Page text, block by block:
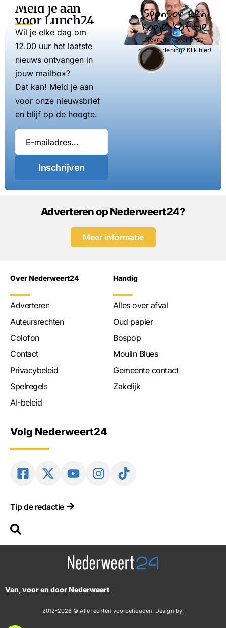
Meld je aan
voor Lunch24
Wil je elke dag om
12.00 uur het laatste
nieuws ontvangen in
jouw mailbox?
Dat kan! Meld je aan
voor onze nieuwsbrief
en blijf op de hoogte.
Inschrijven
Sponsor een
kopje koffie
Tevreden over onze
dienstverlening? Klik hier!
Adverteren op Nederweert24?
Meer informatie
Over Nederweert24
Adverteren
Auteursrechten
Colofon
Contact
Privacybeleid
Spelregels
AI-beleid
Handig
Alles over afval
Oud papier
Bospop
Moulin Blues
Gemeente contact
Zakelijk
Volg Nederweert24
Tip de redactie
Van, voor en door Nederweert
2012-2026 © Alle rechten voorbehouden. Design by: